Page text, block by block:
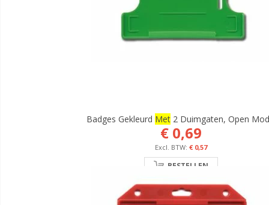
Badges Gekleurd Met2 Duimgaten, Open
€ 0,69
€ 0,57
BESTELLEN